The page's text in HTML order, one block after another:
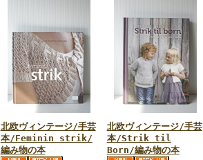
北欧ヴィンテージ/手芸
本/Feminin strik/
編み物の本
北欧ヴィンテージ/手芸
本/Strik til
Born/編み物の本